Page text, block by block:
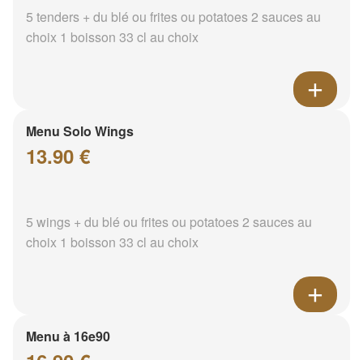
5 tenders + du blé ou frites ou potatoes 2 sauces au
choix 1 boisson 33 cl au choix
Menu Solo Wings
13.90 €
5 wings + du blé ou frites ou potatoes 2 sauces au
choix 1 boisson 33 cl au choix
Menu à 16e90